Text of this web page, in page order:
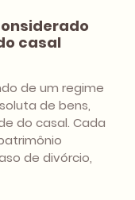
casal
de um regime
de bens,
do casal. Cada
de divórcio,